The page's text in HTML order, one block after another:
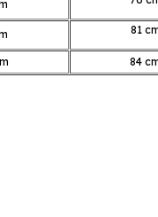
81
84